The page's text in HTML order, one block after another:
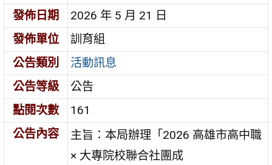
發佈日期
2026 年 5 月 21 日
發佈單位
訓育組
公告類別
活動訊息
公告等級
公告
點閱次數
161
公告內容
主旨：本局辦理「2026 高雄市高中職
× 大專院校聯合社團成